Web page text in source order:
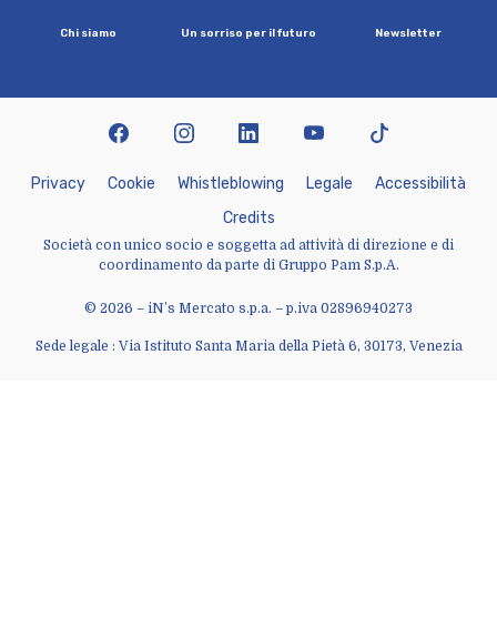
Chi siamo Un sorriso per ilfuturo Newsletter
© 2026 – iN’s Mercato s.p.a. – p.iva 02896940273
Sede legale : Via Istituto Santa Maria della Pietà 6, 30173, Venezia
Privacy Cookie Whist eb owing Lega e Accessibi ità
Credits
Società con unico socio e soggetta ad attività di direzione e di
coordinamento da parte di Gruppo Pam S.p.A.
facebookinstagram linkedin youtubetiktok